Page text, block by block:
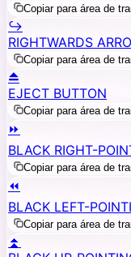
Copiar para área de
↪️
RIGHTWARDS
Copiar para área de
⏏️
EJECT BUTTON
Copiar para área de
⏩
BLACK RIGHT-
Copiar para área de
⏪
BLACK LEFT-
Copiar para área de
⏫